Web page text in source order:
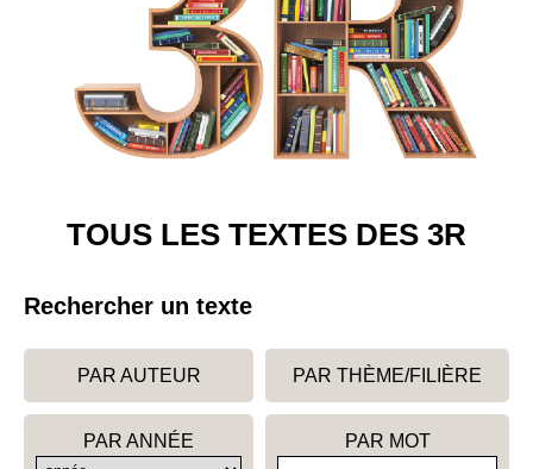
TOUS LES TEXTES DES 3R
Rechercher un texte
PAR AUTEUR PAR THÈME/FILIÈRE
PAR ANNÉE PAR MOT